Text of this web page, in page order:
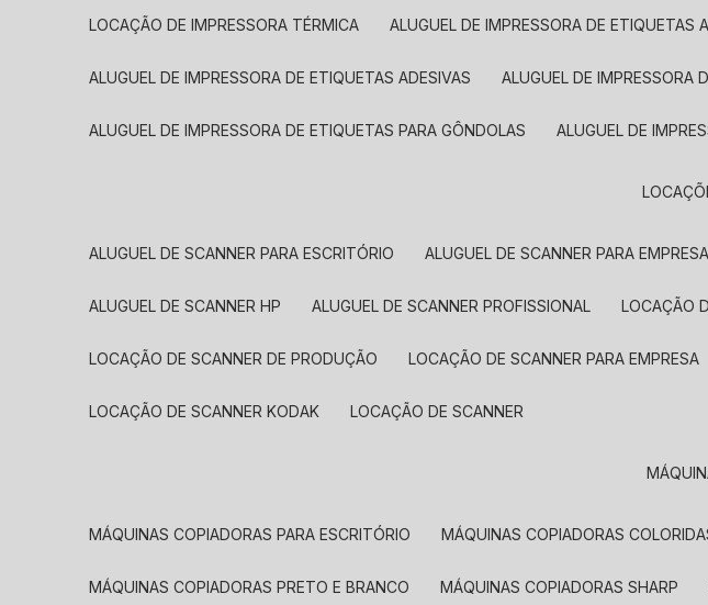
LOCAÇÃO DE IMPRESSORA TÉRMICA ALUGUEL DE IMPRESSORA DE ETIQUETAS
ALUGUEL DE IMPRESSORA DE ETIQUETAS ADESIVAS ALUGUEL DE
ALUGUEL DE IMPRESSORA DE ETIQUETAS PARA GÔNDOLAS ALUGUEL DE
ALUGUEL DE SCANNER PARA ESCRITÓRIO ALUGUEL DE SCANNER PARA EMPRESA
ALUGUEL DE SCANNER HP ALUGUEL DE SCANNER PROFISSIONAL LOCAÇÃO
LOCAÇÃO DE SCANNER DE PRODUÇÃO LOCAÇÃO DE SCANNER PARA EMPRESA
LOCAÇÃO DE SCANNER KODAK LOCAÇÃO DE SCANNER
MÁQUINAS COPIADORAS PARA ESCRITÓRIO MÁQUINAS COPIADORAS
MÁQUINAS COPIADORAS PRETO E BRANCO MÁQUINAS COPIADORAS SHARP